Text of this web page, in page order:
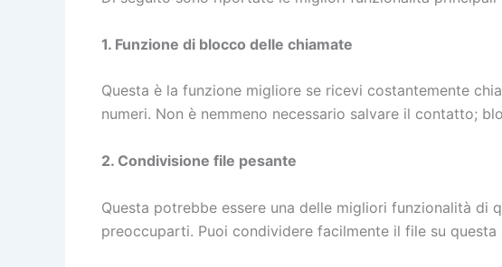
1. Funzione di blocco delle chiamate
Questa è la funzione migliore se ricevi costantemente
numeri. Non è nemmeno necessario salvare il contatto;
2. Condivisione file pesante
Questa potrebbe essere una delle migliori funzionalità di
preoccuparti. Puoi condividere facilmente il file su